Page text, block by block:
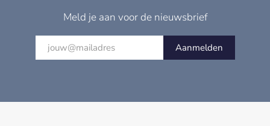
Meld je aan voor de nieuwsbrief
Aanmelden